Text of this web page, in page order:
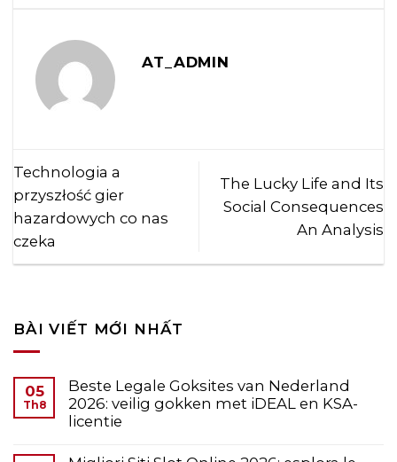
AT_ADMIN
Technologia a
przyszłość gier
hazardowych co nas
czeka
The Lucky Life and Its
Social Consequences
An Analysis
BÀI VIẾT MỚI NHẤT
05
Th8
Beste Legale Goksites van Nederland
2026: veilig gokken met iDEAL en KSA-
licentie